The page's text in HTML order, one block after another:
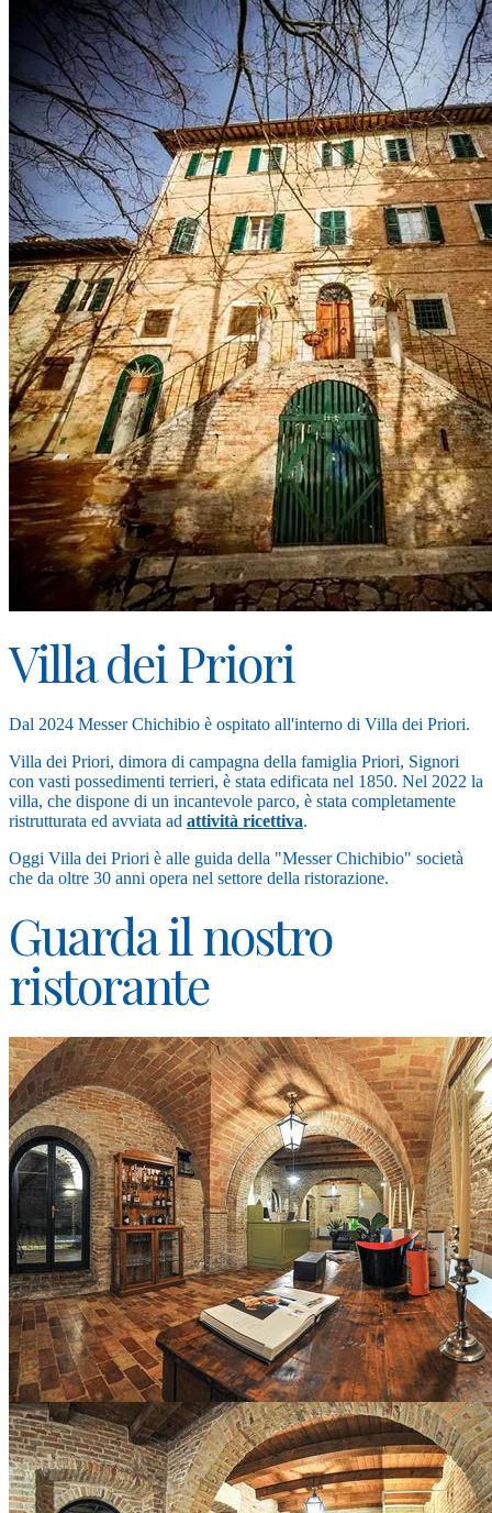
Villa dei Priori
Dal 2024 Messer Chichibio è ospitato all'interno di Villa dei Priori.
Villa dei Priori, dimora di campagna della famiglia Priori, Signori
con vasti possedimenti terrieri, è stata edificata nel 1850. Nel 2022 la
villa, che dispone di un incantevole parco, è stata completamente
ristrutturata ed avviata ad attività ricettiva.
Oggi Villa dei Priori è alle guida della "Messer Chichibio" società
che da oltre 30 anni opera nel settore della ristorazione.
Guarda il nostro
ristorante